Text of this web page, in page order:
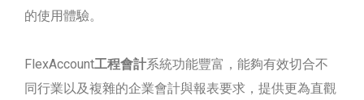
的使用體驗。
FlexAccount工程會計系統功能豐富，能夠有效切合不
同行業以及複雜的企業會計與報表要求，提供更為直觀